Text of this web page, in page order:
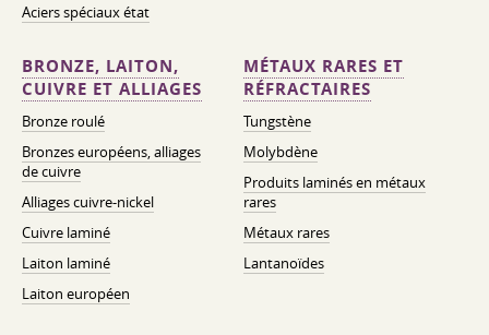
Aciers spéciaux état
BRONZE, LAITON,
CUIVRE ET ALLIAGES
Bronze roulé
Bronzes européens, alliages
de cuivre
Alliages cuivre-nickel
Cuivre laminé
Laiton laminé
Laiton européen
MÉTAUX RARES ET
RÉFRACTAIRES
Tungstène
Molybdène
Produits laminés en métaux
rares
Métaux rares
Lantanoïdes